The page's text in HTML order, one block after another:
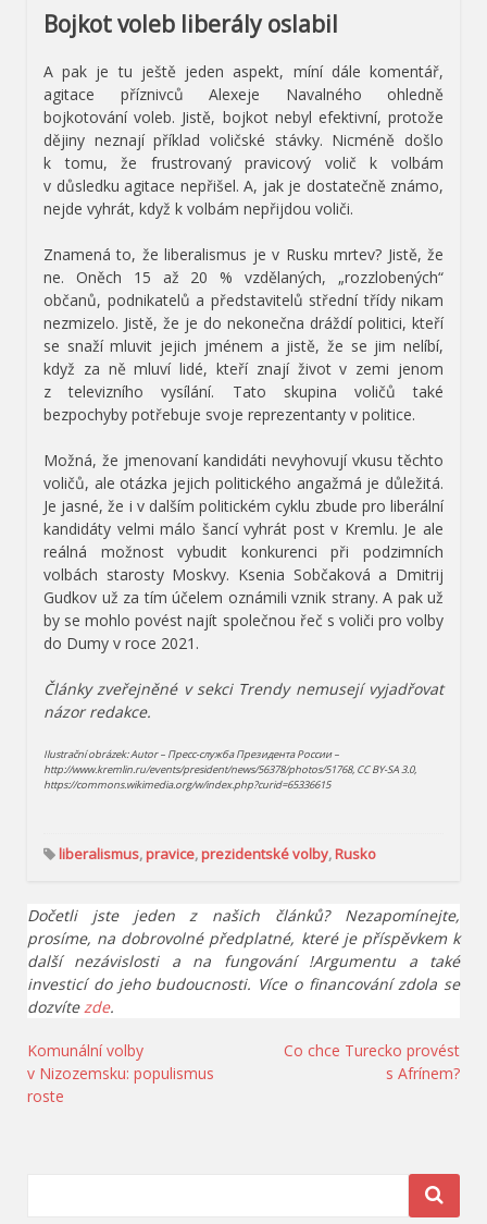
Bojkot voleb liberály oslabil
A pak je tu ještě jeden aspekt, míní dále komentář,
agitace příznivců Alexeje Navalného ohledně
bojkotování voleb. Jistě, bojkot nebyl efektivní, protože
dějiny neznají příklad voličské stávky. Nicméně došlo
k tomu, že frustrovaný pravicový volič k volbám
v důsledku agitace nepřišel. A, jak je dostatečně známo,
nejde vyhrát, když k volbám nepřijdou voliči.
Znamená to, že liberalismus je v Rusku mrtev? Jistě, že
ne. Oněch 15 až 20 % vzdělaných, „rozzlobených“
občanů, podnikatelů a představitelů střední třídy nikam
nezmizelo. Jistě, že je do nekonečna dráždí politici, kteří
se snaží mluvit jejich jménem a jistě, že se jim nelíbí,
když za ně mluví lidé, kteří znají život v zemi jenom
z televizního vysílání. Tato skupina voličů také
bezpochyby potřebuje svoje reprezentanty v politice.
Možná, že jmenovaní kandidáti nevyhovují vkusu těchto
voličů, ale otázka jejich politického angažmá je důležitá.
Je jasné, že i v dalším politickém cyklu zbude pro liberální
kandidáty velmi málo šancí vyhrát post v Kremlu. Je ale
reálná možnost vybudit konkurenci při podzimních
volbách starosty Moskvy. Ksenia Sobčaková a Dmitrij
Gudkov už za tím účelem oznámili vznik strany. A pak už
by se mohlo povést najít společnou řeč s voliči pro volby
do Dumy v roce 2021.
Články zveřejněné v sekci Trendy nemusejí vyjadřovat
názor redakce.
Ilustrační obrázek: Autor – Пресс-служба Президента России –
http://www.kremlin.ru/events/president/news/56378/photos/51768, CC BY-SA 3.0,
https://commons.wikimedia.org/w/index.php?curid=65336615
liberalismus,pravice,prezidentské volby,Rusko
Dočetli jste jeden z našich článků? Nezapomínejte,
prosíme, na dobrovolné předplatné, které je příspěvkem k
další nezávislosti a na fungování !Argumentu a také
investicí do jeho budoucnosti. Více o financování zdola se
dozvítezde.
Navigace
pro
Komunální volby
v Nizozemsku: populismus
roste
Co chce Turecko provést
s Afrínem?